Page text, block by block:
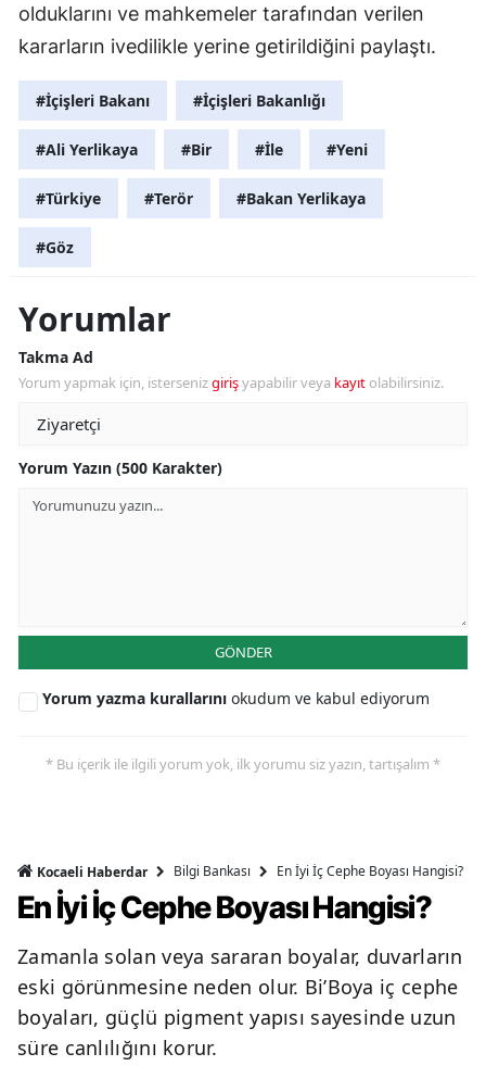
olduklarını ve mahkemeler tarafından verilen
kararların ivedilikle yerine getirildiğini paylaştı.
#İçişleri Bakanı #İçişleri Bakanlığı
#Ali Yerlikaya #Bir #İle #Yeni
#Türkiye #Terör #Bakan Yerlikaya
#Göz
Yorumlar
Takma Ad
Yorum yapmak için, istersenizgirişyapabilir veya kayıt olabilirsiniz.
Yorum Yazın (500 Karakter)
GÖNDER
Yorum yazma kurallarını okudum ve kabul ediyorum
* Bu içerik ile ilgili yorum yok, ilk yorumu siz yazın, tartışalım *
Kocaeli Haberdar Bilgi Bankası En İyi İç Cephe Boyası Hangisi?
En İyi İç Cephe Boyası Hangisi?
Zamanla solan veya sararan boyalar, duvarların
eski görünmesine neden olur. Bi’Boya iç cephe
boyaları, güçlü pigment yapısı sayesinde uzun
süre canlılığını korur.